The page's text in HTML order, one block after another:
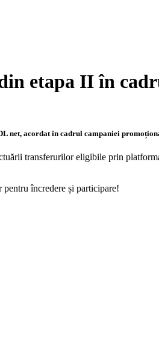
etapa II în
net, acordat în cadrul campaniei
transferurilor eligibile prin
încredere și participare!